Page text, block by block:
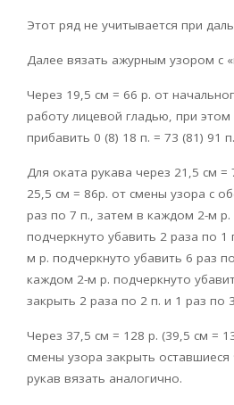
Этот ряд не учитывается при
Далее вязать ажурным узором с
Через 19,5 см = 66 р. от
работу лицевой гладью, при
прибавить 0 (8) 18 п. = 73 (81) 91 п.
Для оката рукава через 21,5 см =
25,5 см = 86p. от смены узора с
раз по 7 п., затем в каждом 2-м р.
подчеркнуто убавить 2 раза по
м р. подчеркнуто убавить 6 раз
каждом 2-м р. подчеркнуто
закрыть 2 раза по 2 п. и 1 раз по
Через 37,5 см = 128 р. (39,5 см =
смены узора закрыть
рукав вязать аналогично.